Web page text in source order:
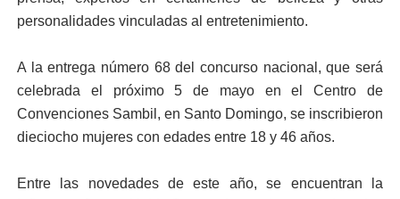
personalidades vinculadas al entretenimiento.
A la entrega número 68 del concurso nacional, que será
celebrada el próximo 5 de mayo en el Centro de
Convenciones Sambil, en Santo Domingo, se inscribieron
dieciocho mujeres con edades entre 18 y 46 años.
Entre las novedades de este año, se encuentran la